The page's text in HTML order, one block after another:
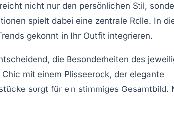
nicht nur den persönlichen Stil,
spielt dabei eine zentrale Rolle. In
gekonnt in Ihr Outfit integrieren.
die Besonderheiten des
mit einem Plisseerock, der elegante
sorgt für ein stimmiges Gesamtbild.